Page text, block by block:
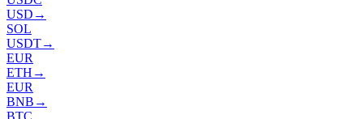
USD →
SOL
USDT→
EUR
ETH →
EUR
BNB →